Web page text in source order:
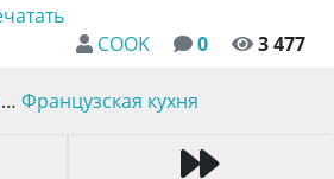
COOK 0 3 477
… Французская кухня